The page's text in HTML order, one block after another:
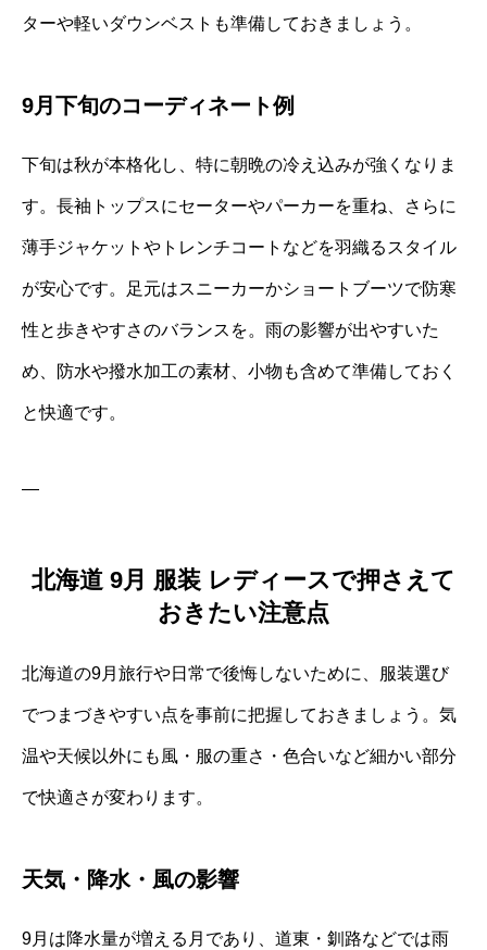
ターや軽いダウンベストも準備しておきましょう。
9月下旬のコーディネート例
下旬は秋が本格化し、特に朝晩の冷え込みが強くなりま
す。長袖トップスにセーターやパーカーを重ね、さらに
薄手ジャケットやトレンチコートなどを羽織るスタイル
が安心です。足元はスニーカーかショートブーツで防寒
性と歩きやすさのバランスを。雨の影響が出やすいた
め、防水や撥水加工の素材、小物も含めて準備しておく
と快適です。
—
北海道 9月 服装 レディースで押さえて
おきたい注意点
北海道の9月旅行や日常で後悔しないために、服装選び
でつまづきやすい点を事前に把握しておきましょう。気
温や天候以外にも風・服の重さ・色合いなど細かい部分
で快適さが変わります。
天気・降水・風の影響
9月は降水量が増える月であり、道東・釧路などでは雨